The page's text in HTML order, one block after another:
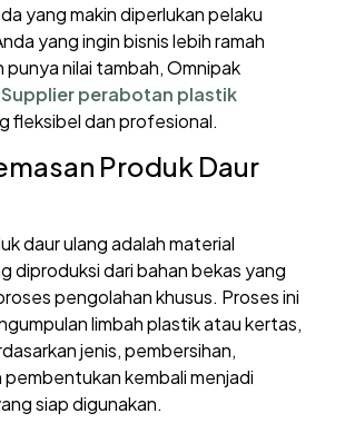
yang makin diperlukan pelaku
yang ingin bisnis lebih ramah
punya nilai tambah, Omnipak
Supplier perabotan plastik
fleksibel dan profesional.
Produk Daur
daur ulang adalah material
diproduksi dari bahan bekas yang
pengolahan khusus. Proses ini
limbah plastik atau kertas,
jenis, pembersihan,
pembentukan kembali menjadi
siap digunakan.